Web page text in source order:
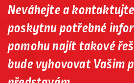
Neváhejte a
poskytnu potřebné
pomohu najít takové
bude vyhovovat Vašim